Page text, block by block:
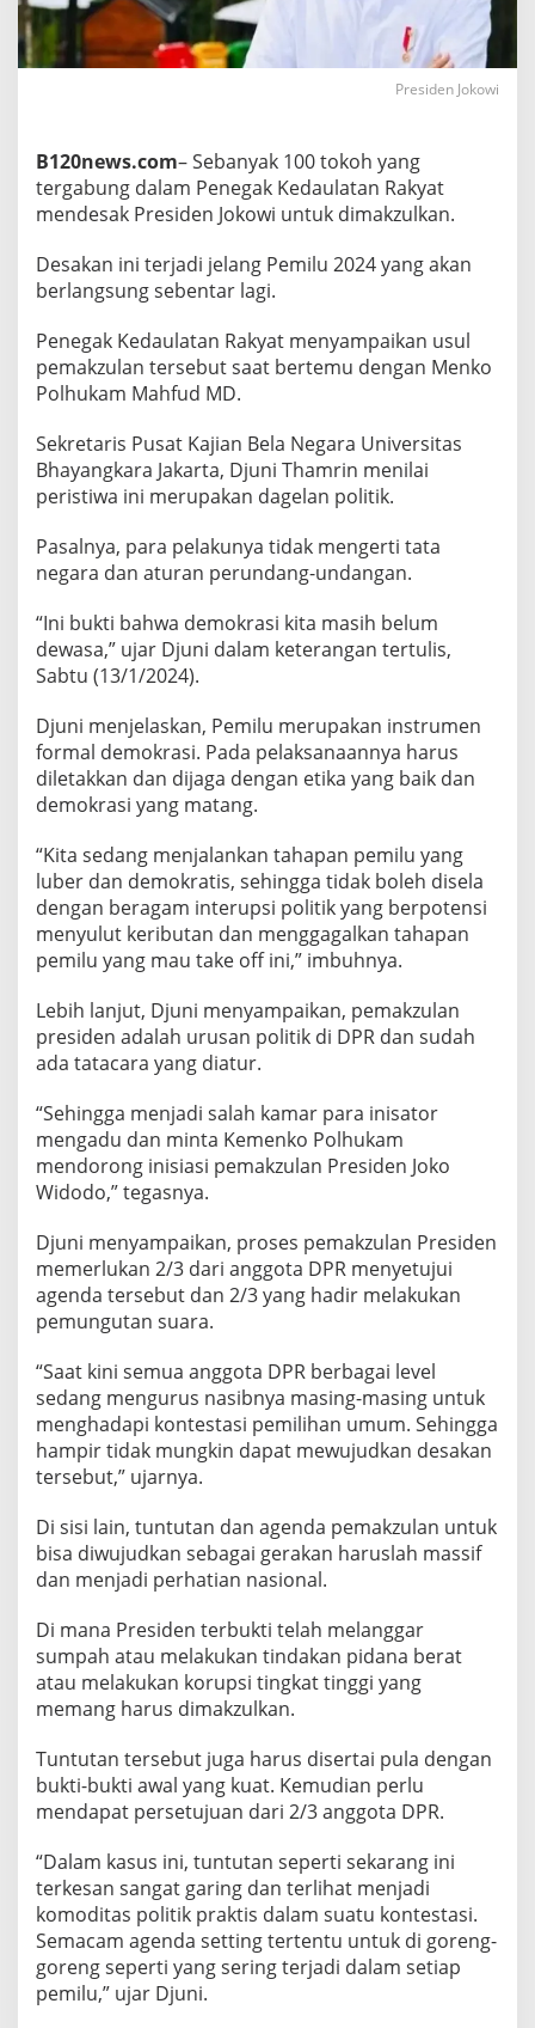
k
n
P
k
z
l
n
J
k
o
w
i
Presiden Jokowi
B120news.com– Sebanyak 100 tokoh yang
tergabung dalam Penegak Kedaulatan Rakyat
mendesak Presiden Jokowi untuk dimakzulkan.
Desakan ini terjadi jelang Pemilu 2024 yang akan
berlangsung sebentar lagi.
Penegak Kedaulatan Rakyat menyampaikan usul
pemakzulan tersebut saat bertemu dengan Menko
Polhukam Mahfud MD.
Sekretaris Pusat Kajian Bela Negara Universitas
Bhayangkara Jakarta, Djuni Thamrin menilai
peristiwa ini merupakan dagelan politik.
Pasalnya, para pelakunya tidak mengerti tata
negara dan aturan perundang-undangan.
“Ini bukti bahwa demokrasi kita masih belum
dewasa,” ujar Djuni dalam keterangan tertulis,
Sabtu (13/1/2024).
Djuni menjelaskan, Pemilu merupakan instrumen
formal demokrasi. Pada pelaksanaannya harus
diletakkan dan dijaga dengan etika yang baik dan
demokrasi yang matang.
“Kita sedang menjalankan tahapan pemilu yang
luber dan demokratis, sehingga tidak boleh disela
dengan beragam interupsi politik yang berpotensi
menyulut keributan dan menggagalkan tahapan
pemilu yang mau take off ini,” imbuhnya.
Lebih lanjut, Djuni menyampaikan, pemakzulan
presiden adalah urusan politik di DPR dan sudah
ada tatacara yang diatur.
“Sehingga menjadi salah kamar para inisator
mengadu dan minta Kemenko Polhukam
mendorong inisiasi pemakzulan Presiden Joko
Widodo,” tegasnya.
Djuni menyampaikan, proses pemakzulan Presiden
memerlukan 2/3 dari anggota DPR menyetujui
agenda tersebut dan 2/3 yang hadir melakukan
pemungutan suara.
“Saat kini semua anggota DPR berbagai level
sedang mengurus nasibnya masing-masing untuk
menghadapi kontestasi pemilihan umum. Sehingga
hampir tidak mungkin dapat mewujudkan desakan
tersebut,” ujarnya.
Di sisi lain, tuntutan dan agenda pemakzulan untuk
bisa diwujudkan sebagai gerakan haruslah massif
dan menjadi perhatian nasional.
Di mana Presiden terbukti telah melanggar
sumpah atau melakukan tindakan pidana berat
atau melakukan korupsi tingkat tinggi yang
memang harus dimakzulkan.
Tuntutan tersebut juga harus disertai pula dengan
bukti-bukti awal yang kuat. Kemudian perlu
mendapat persetujuan dari 2/3 anggota DPR.
“Dalam kasus ini, tuntutan seperti sekarang ini
terkesan sangat garing dan terlihat menjadi
komoditas politik praktis dalam suatu kontestasi.
Semacam agenda setting tertentu untuk di goreng-
goreng seperti yang sering terjadi dalam setiap
pemilu,” ujar Djuni.